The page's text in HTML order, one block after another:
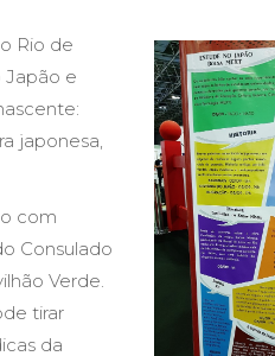
Rio de
Japão e
japonesa,
com
Consulado
Verde.
tirar
da